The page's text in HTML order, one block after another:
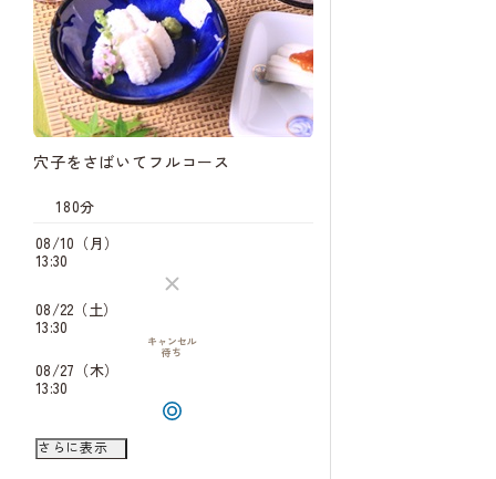
穴子をさばいてフルコース
180分
08/10（月）
13:30
08/22（土）
13:30
キャンセル
待ち
08/27（木）
13:30
09/07（月）
13:30
さらに表示